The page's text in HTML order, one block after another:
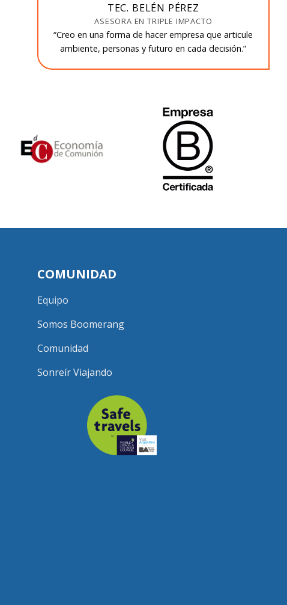
TEC. BELÉN PÉREZ
ASESORA EN TRIPLE IMPACTO
“Creo en una forma de hacer empresa que articule
ambiente, personas y futuro en cada decisión.”
COMUNIDAD
Equipo
Somos Boomerang
Comunidad
Sonreír Viajando